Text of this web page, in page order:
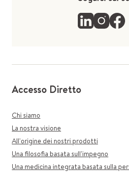
Accesso Diretto
Chi siamo
La nostra visione
All'origine dei nostri prodotti
Una filosofia basata sull'impegno
Una medicina integrata basata sulla